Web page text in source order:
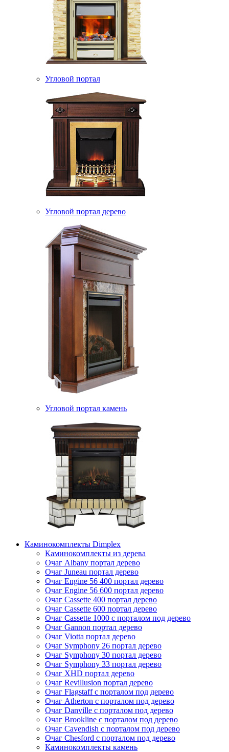
Угловой портал
Угловой портал дерево
Угловой портал камень
Каминокомплекты Dimplex
Каминокомплекты из дерева
Очаг Albany портал дерево
Очаг Juneau портал дерево
Очаг Engine 56 400 портал дерево
Очаг Engine 56 600 портал дерево
Очаг Cassette 400 портал дерево
Очаг Cassette 600 портал дерево
Очаг Cassette 1000 с порталом под дерево
Очаг Gannon портал дерево
Очаг Viotta портал дерево
Очаг Symphony 26 портал дерево
Очаг Symphony 30 портал дерево
Очаг Symphony 33 портал дерево
Очаг XHD портал дерево
Очаг Revillusion портал дерево
Очаг Flagstaff с порталом под дерево
Очаг Atherton с порталом под дерево
Очаг Danville с порталом под дерево
Очаг Brookline с порталом под дерево
Очаг Cavendish с порталом под дерево
Очаг Chesford с порталом под дерево
Каминокомплекты камень